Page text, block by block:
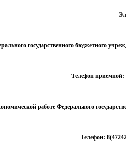
государственного бюджетного
Телефон приемной:
работе Федерального
Телефон: